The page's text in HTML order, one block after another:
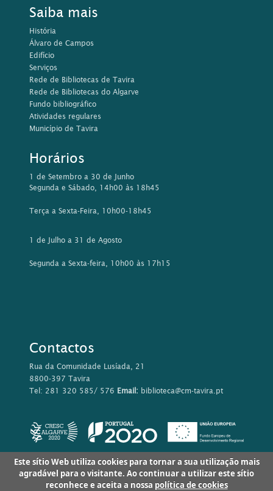
Saiba mais
História
Álvaro de Campos
Edifício
Serviços
Rede de Bibliotecas de Tavira
Rede de Bibliotecas do Algarve
Fundo bibliográfico
Atividades regulares
Município de Tavira
Horários
1 de Setembro a 30 de Junho
Segunda e Sábado, 14h00 às 18h45
Terça a Sexta-Feira, 10h00-18h45
1 de Julho a 31 de Agosto
Segunda a Sexta-feira, 10h00 às 17h15
Contactos
Rua da Comunidade Lusíada, 21
8800-397 Tavira
Tel: 281 320 585/ 576 Email: biblioteca@cm-tavira.pt
Este sítio Web utiliza cookies para tornar a sua utilização mais
agradável para o visitante. Ao continuar a utilizar este sítio
reconhece e aceita a nossa política de cookies